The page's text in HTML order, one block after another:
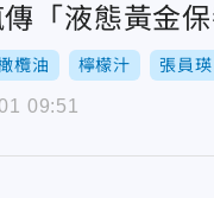
傳「液態黃金
欖油 檸檬汁 張員瑛
09:51